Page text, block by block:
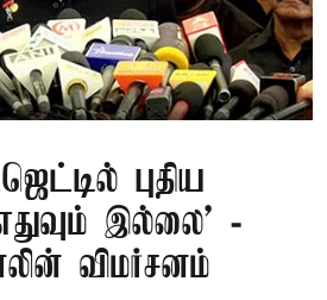
புதிய
இல்லை' -
விமர்சனம்